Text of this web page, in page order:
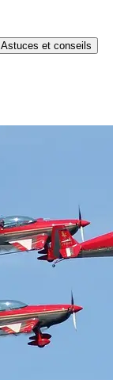
Astuces et conseils